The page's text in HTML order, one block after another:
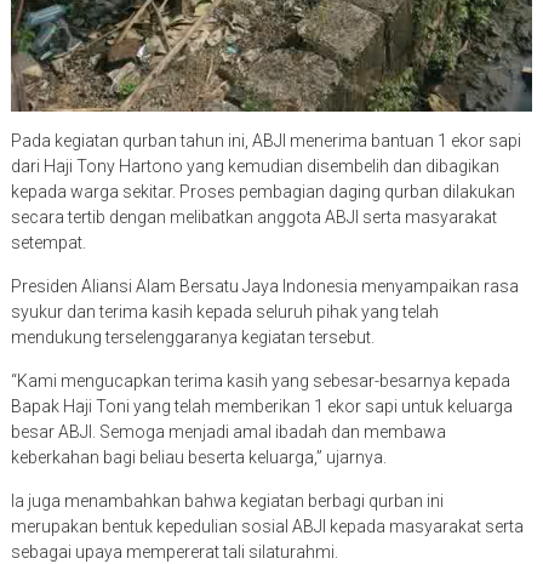
Pada kegiatan qurban tahun ini, ABJI menerima bantuan 1 ekor sapi
dari Haji Tony Hartono yang kemudian disembelih dan dibagikan
kepada warga sekitar. Proses pembagian daging qurban dilakukan
secara tertib dengan melibatkan anggota ABJI serta masyarakat
setempat.
Presiden Aliansi Alam Bersatu Jaya Indonesia menyampaikan rasa
syukur dan terima kasih kepada seluruh pihak yang telah
mendukung terselenggaranya kegiatan tersebut.
“Kami mengucapkan terima kasih yang sebesar-besarnya kepada
Bapak Haji Toni yang telah memberikan 1 ekor sapi untuk keluarga
besar ABJI. Semoga menjadi amal ibadah dan membawa
keberkahan bagi beliau beserta keluarga,” ujarnya.
Ia juga menambahkan bahwa kegiatan berbagi qurban ini
merupakan bentuk kepedulian sosial ABJI kepada masyarakat serta
sebagai upaya mempererat tali silaturahmi.